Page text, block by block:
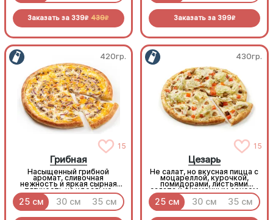
Заказать за 339R 439R Заказать за 399R
420гр.
15
Грибная
Насыщенный грибной
аромат, сливочная
нежность и яркая сырная
тягучесть на идеально
хрустящем тесте.
25 см 30 см 35 см
430гр.
15
Цезарь
Не салат, но вкусная пицца с
моцареллой, курочкой,
помидорами, листьями
салата и фирменным соусом
25 см 30 см 35 см